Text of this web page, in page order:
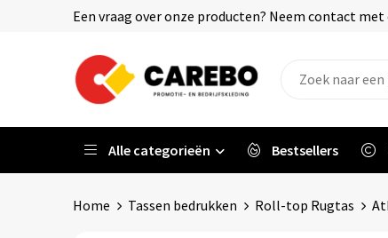
Een vraag over onze producten? Neem contact
Alle categorieën Bestsellers
Home Tassen bedrukken Roll-top Rugtas